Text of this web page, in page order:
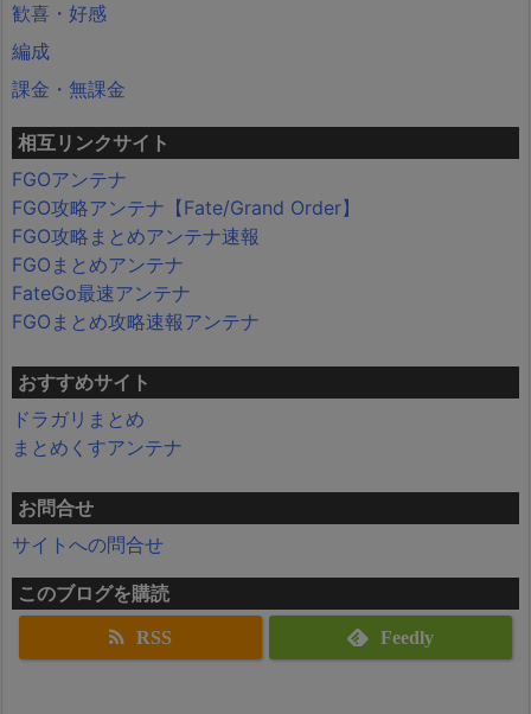
歓喜・好感
編成
課金・無課金
相互リンクサイト
FGOアンテナ
FGO攻略アンテナ【Fate/Grand Order】
FGO攻略まとめアンテナ速報
FGOまとめアンテナ
FateGo最速アンテナ
FGOまとめ攻略速報アンテナ
おすすめサイト
ドラガリまとめ
まとめくすアンテナ
お問合せ
サイトへの問合せ
このブログを購読
RSS Feedly